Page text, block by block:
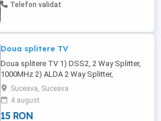
Telefon validat
Doua splitere TV
Doua splitere TV 1) DSS2, 2 Way Splitter,
1000MHz 2) ALDA 2 Way Splitter,
1200MHz
Suceava, Suceava
4 august
15 RON